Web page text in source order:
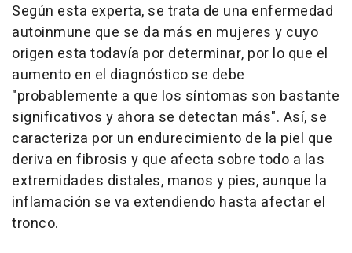
Según esta experta, se trata de una enfermedad
autoinmune que se da más en mujeres y cuyo
origen esta todavía por determinar, por lo que el
aumento en el diagnóstico se debe
"probablemente a que los síntomas son bastante
significativos y ahora se detectan más". Así, se
caracteriza por un endurecimiento de la piel que
deriva en fibrosis y que afecta sobre todo a las
extremidades distales, manos y pies, aunque la
inflamación se va extendiendo hasta afectar el
tronco.